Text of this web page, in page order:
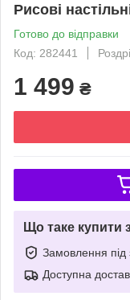
Рисові
Готово до відправки
Код: 282441
1 499 ₴
Що таке купити
Замовлення під
Доступна